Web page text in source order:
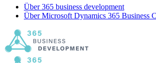
Über 365 business development
Über Microsoft Dynamics 365 Business